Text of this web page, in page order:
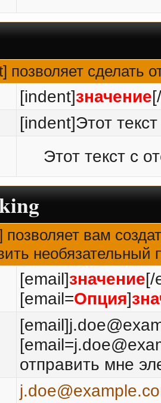
позволяет сделать
[indent]значение
[indent]Этот
Этот текст с
позволяет вам
[email]значение[/
[email=Опция]
отправить мне